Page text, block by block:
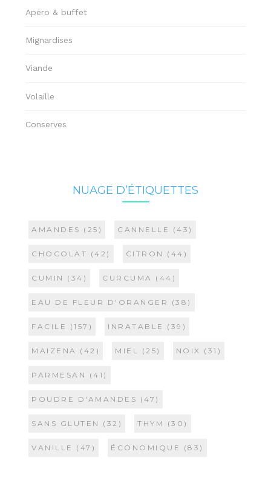
Apéro & buffet
Mignardises
Viande
Volaille
Conserves
NUAGE D’ÉTIQUETTES
AMANDES (25) CANNELLE (43)
CHOCOLAT (42) CITRON (44)
CUMIN (34) CURCUMA (44)
EAU DE FLEUR D'ORANGER (38)
FACILE (157) INRATABLE (39)
MAIZENA (42) MIEL (25) NOIX (31)
PARMESAN (41)
POUDRE D'AMANDES (47)
SANS GLUTEN (32) THYM (30)
VANILLE (47) ÉCONOMIQUE (83)